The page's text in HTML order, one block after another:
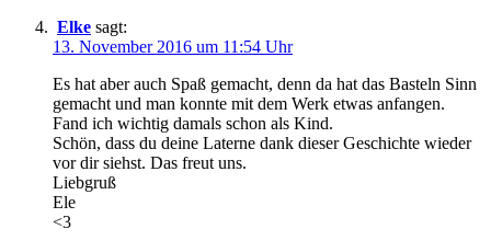
Elke sagt:
13. November 2016 um 11:54 Uhr
Es hat aber auch Spaß gemacht, denn da hat das Basteln Sinn
gemacht und man konnte mit dem Werk etwas anfangen.
Fand ich wichtig damals schon als Kind.
Schön, dass du deine Laterne dank dieser Geschichte wieder
vor dir siehst. Das freut uns.
Liebgruß
Ele
<3